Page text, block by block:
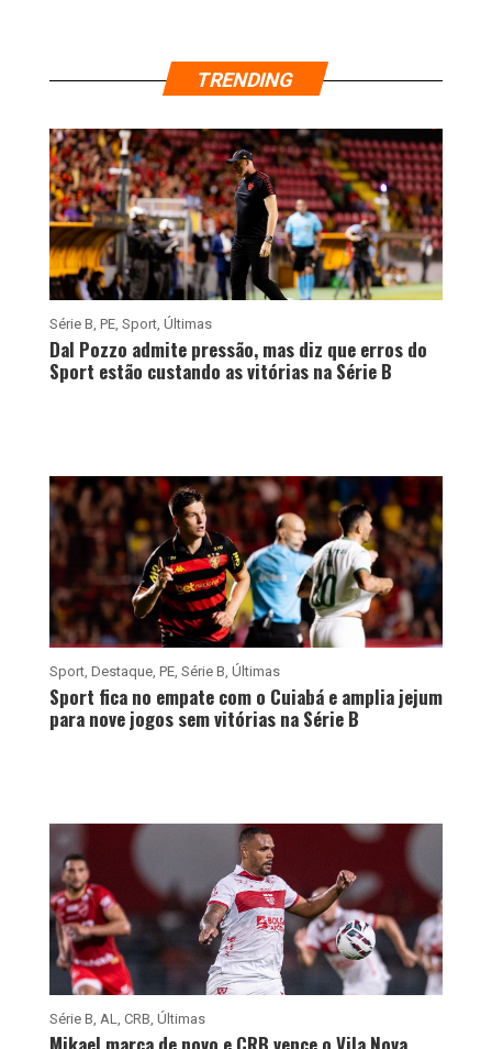
TRENDING
Série B, PE, Sport, Últimas
Dal Pozzo admite pressão, mas diz que erros do
Sport estão custando as vitórias na Série B
Sport, Destaque, PE, Série B, Últimas
Sport fica no empate com o Cuiabá e amplia jejum
para nove jogos sem vitórias na Série B
Série B, AL, CRB, Últimas